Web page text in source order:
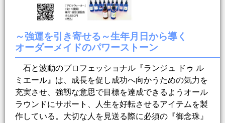
～強運を引き寄せる～生年月日から導く
オーダーメイドのパワーストーン
石と波動のプロフェッショナル『ランジュ ドゥ ル
ミエール』は、成長を促し成功へ向かうための気力を
充実させ、強靱な意思で目標を達成できるようオール
ラウンドにサポート、人生を好転させるアイテムを製
作している。大切な人を見送る際に必須の『御念珠』